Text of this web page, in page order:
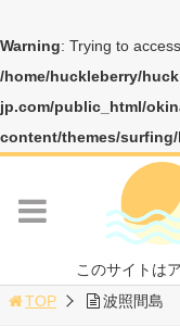
Warning: Trying to
/home/huckleberry/
jp.com/public_html/
content/themes/
このサイトは
TOP
波照間島